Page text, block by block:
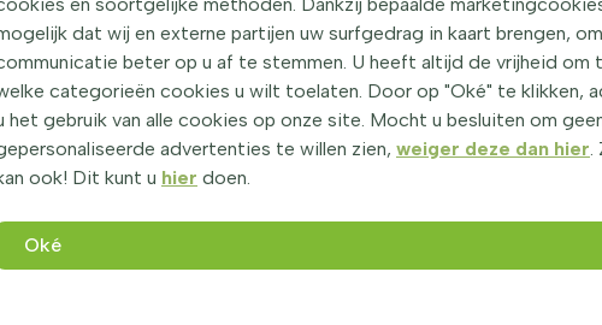
Vaste plant| Koninginnekruid
is een opvallende plant met een opgaande
van ongeveer 180 cm en is daarmee een
Het blad van deEupatoriumis groen, voelt stevig aan en heeft
is niet groenblijvend, wat betekent dat het blad in de winter
en daardoor geschikt voor zowel ervaren als beginnende
is een uitstekende keuze voor wie op zoek is
van Eupatorium purpureum
dat wij en externe partijen uw surfgedrag in kaart brengen,
beter op u af te stemmen. U heeft altijd de vrijheid om
categorieën cookies u wilt toelaten. Door op "Oké" te klikken,
het gebruik van alle cookies op onze site. Mocht u besluiten om
advertenties te willen zien, weiger deze dan hier.
ook! Dit kunt u hier doen.
Oké